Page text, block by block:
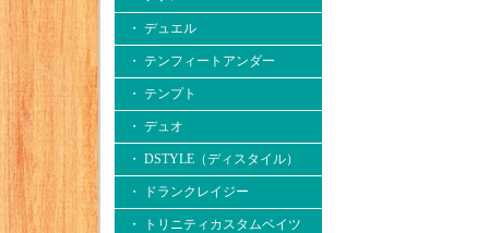
・ デュエル
・ テンフィートアンダー
・ テンプト
・ デュオ
・ DSTYLE（ディスタイル）
・ ドランクレイジー
・ トリニティカスタムベイツ